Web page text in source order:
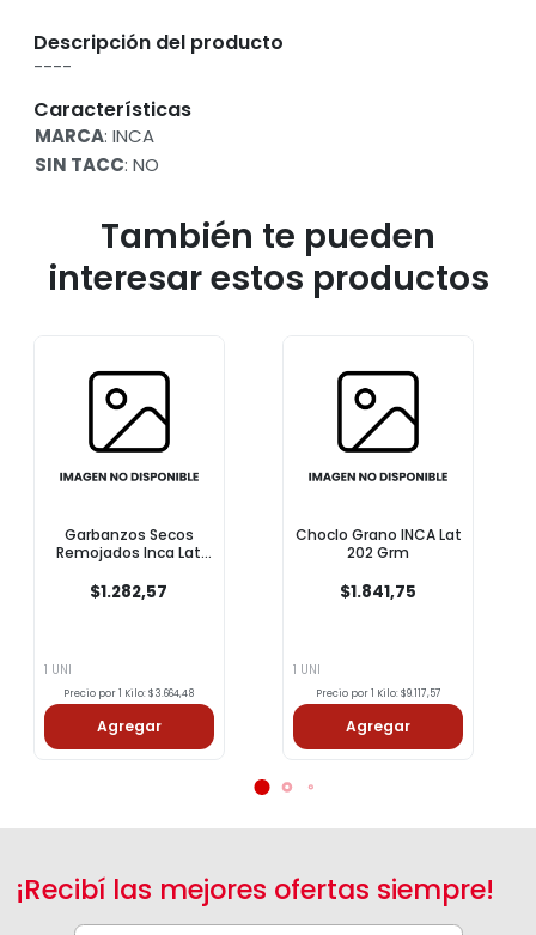
Descripción del producto
----
Características
MARCA: INCA
SIN TACC: NO
También te pueden
interesar estos productos
Garbanzos Secos
Remojados Inca Lat
$1.282,57
1 UNI
Precio por 1 Kilo: $3.664,48
Agregar
Choclo Grano INCA Lat
202 Grm
$1.841,75
1 UNI
Precio por 1 Kilo: $9.117,57
Agregar
¡Recibí las mejores ofertas siempre!